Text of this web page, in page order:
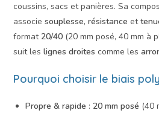
coussins, sacs et panières. Sa
associesouplesse,résistance et
format 20/40 (20 mm posé, 40 mm à
suit leslignes droites comme les
Pourquoi choisir le biais
Propre & rapide : 20 mm posé (40